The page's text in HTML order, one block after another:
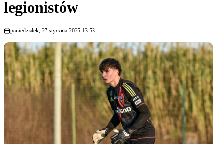
legionistów
poniedziałek, 27 stycznia 2025 13:53